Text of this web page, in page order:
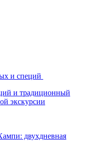
и специй
и традиционный
экскурсии